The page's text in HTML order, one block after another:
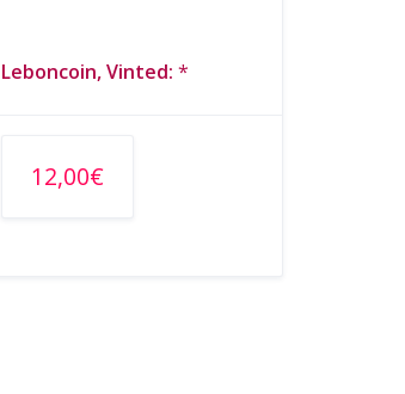
Leboncoin, Vinted: *
12,00€